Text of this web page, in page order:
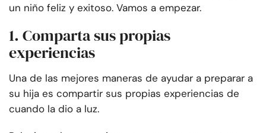
un niño feliz y exitoso. Vamos a empezar.
1. Comparta sus propias
experiencias
Una de las mejores maneras de ayudar a preparar a
su hija es compartir sus propias experiencias de
cuando la dio a luz.